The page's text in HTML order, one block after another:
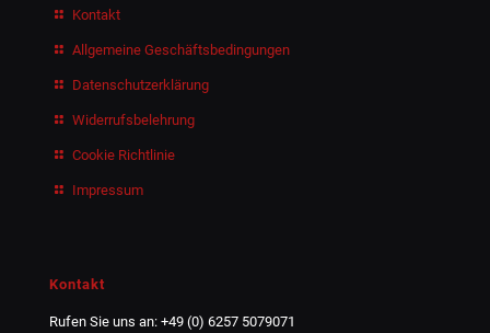
Kontakt
Allgemeine Geschäftsbedingungen
Datenschutzerklärung
Widerrufsbelehrung
Cookie Richtlinie
Impressum
Kontakt
Rufen Sie uns an: +49 (0) 6257 5079071